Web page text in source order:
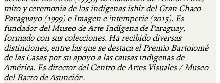
mito y ceremonia de los indígenas ishir del Gran Chaco
Paraguayo (1999) e Imagen e intemperie (2015). Es
fundador del Museo de Arte Indígena de Paraguay,
formado con sus colecciones. Ha recibido diversas
distinciones, entre las que se destaca el Premio Bartolomé
de las Casas por su apoyo a las causas indígenas de
América. Es director del Centro de Artes Visuales / Museo
del Barro de Asunción.